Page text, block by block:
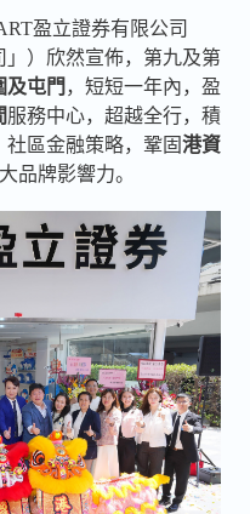
盈立證券有限公司
」）欣然宣佈，第九及第
及屯門 ，短短一年內，盈
服務中心，超越全行，積
區金融策略，鞏固港資
品牌影響力。